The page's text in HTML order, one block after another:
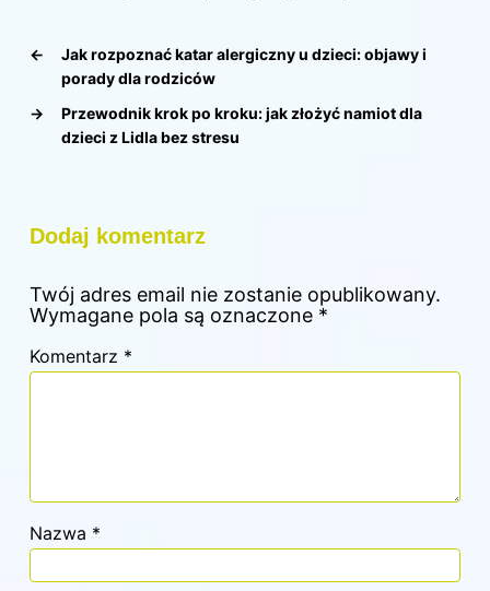
←
Jak rozpoznać katar alergiczny u dzieci: objawy i
porady dla rodziców
→
Przewodnik krok po kroku: jak złożyć namiot dla
dzieci z Lidla bez stresu
Dodaj komentarz
Twój adres email nie zostanie opublikowany.
Wymagane pola są oznaczone *
Komentarz *
Nazwa *